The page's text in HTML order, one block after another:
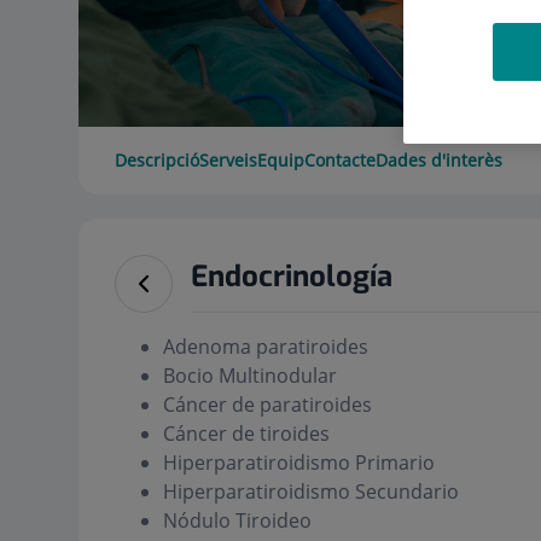
DescripcióServeisEquipContacteDades d'interès
Endocrinología
Adenoma paratiroides
Bocio Multinodular
Cáncer de paratiroides
Cáncer de tiroides
Hiperparatiroidismo Primario
Hiperparatiroidismo Secundario
Nódulo Tiroideo